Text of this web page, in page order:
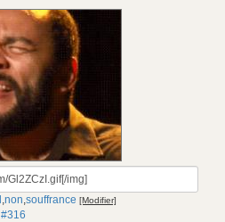
,non,souffrance [Modifier]
#316